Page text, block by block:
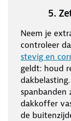
5.
Neem je
controleer
stevig en
geldt: houd
spanbanden
dakkoffer
de